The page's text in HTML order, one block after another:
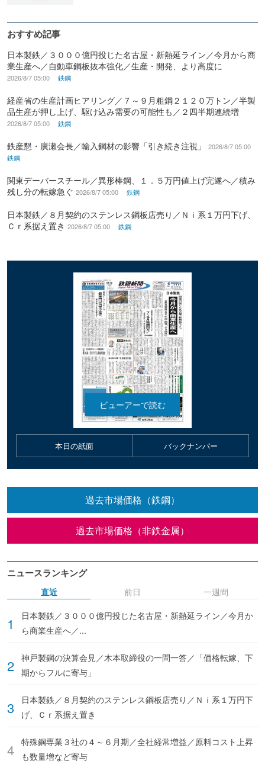
おすすめ記事
日本製鉄／３０００億円投じた名古屋・新熱延ライン／今月から商
業生産へ／自動車鋼板抜本強化／生産・開発、より高度に
2026/8/7 05:00 鉄鋼
経産省の生産計画ヒアリング／７～９月粗鋼２１２０万トン／半製
品生産が押し上げ、駆け込み需要の可能性も／２四半期連続増
2026/8/7 05:00 鉄鋼
鉄産懇・廣瀬会長／輸入鋼材の影響「引き続き注視」
2026/8/7 05:00
鉄鋼
関東デーバースチール／異形棒鋼、１．５万円値上げ完遂へ／積み
残し分の転嫁急ぐ 2026/8/7 05:00 鉄鋼
日本製鉄／８月契約のステンレス鋼板店売り／Ｎｉ系１万円下げ、
Ｃｒ系据え置き 2026/8/7 05:00 鉄鋼
本日の紙面 バックナンバー
過去市場価格（鉄鋼）
過去市場価格（非鉄金属）
ニュースランキング
直近
日本製鉄／３０００億円投じた名古屋・新熱延ライン／今月か
ら商業生産へ／...
神戸製鋼の決算会見／木本取締役の一問一答／「価格転嫁、下
期からフルに寄与」
日本製鉄／８月契約のステンレス鋼板店売り／Ｎｉ系１万円下
げ、Ｃｒ系据え置き
特殊鋼専業３社の４～６月期／全社経常増益／原料コスト上昇
も数量増など寄与
前日 一週間